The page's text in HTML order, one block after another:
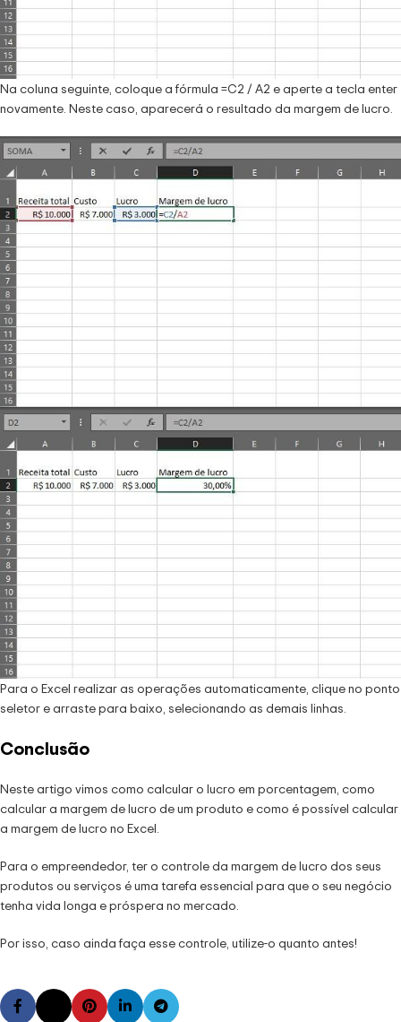
Na coluna seguinte, coloque a fórmula =C2 / A2 e aperte a tecla enter
novamente. Neste caso, aparecerá o resultado da margem de lucro.
Para o Excel realizar as operações automaticamente, clique no ponto
seletor e arraste para baixo, selecionando as demais linhas.
Conclusão
Neste artigo vimos como calcular o lucro em porcentagem, como
calcular a margem de lucro de um produto e como é possível calcular
a margem de lucro no Excel.
Para o empreendedor, ter o controle da margem de lucro dos seus
produtos ou serviços é uma tarefa essencial para que o seu negócio
tenha vida longa e próspera no mercado.
Por isso, caso ainda faça esse controle, utilize-o quanto antes!